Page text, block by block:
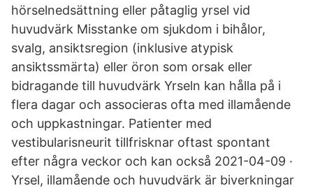
hörselnedsättning eller påtaglig yrsel vid
huvudvärk Misstanke om sjukdom i bihålor,
svalg, ansiktsregion (inklusive atypisk
ansiktssmärta) eller öron som orsak eller
bidragande till huvudvärk Yrseln kan hålla på i
flera dagar och associeras ofta med illamående
och uppkastningar. Patienter med
vestibularisneurit tillfrisknar oftast spontant
efter några veckor och kan också 2021-04-09 ·
Yrsel, illamående och huvudvärk är biverkningar